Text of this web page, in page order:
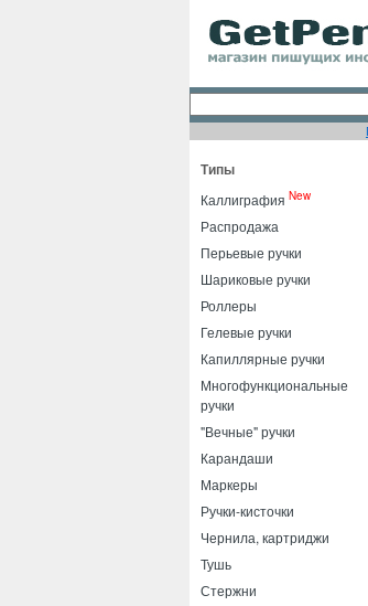
Типы
Каллиграфия New
Распродажа
Перьевые ручки
Шариковые ручки
Роллеры
Гелевые ручки
Капиллярные ручки
Многофункциональные
ручки
"Вечные" ручки
Карандаши
Маркеры
Ручки-кисточки
Чернила, картриджи
Тушь
Стержни